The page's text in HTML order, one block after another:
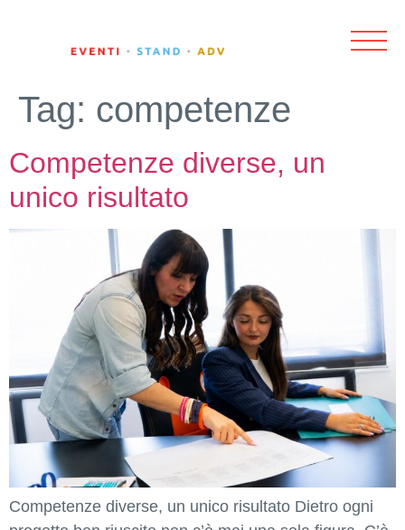
Tag: competenze
Competenze diverse, un
unico risultato
Competenze diverse, un unico risultato Dietro ogni